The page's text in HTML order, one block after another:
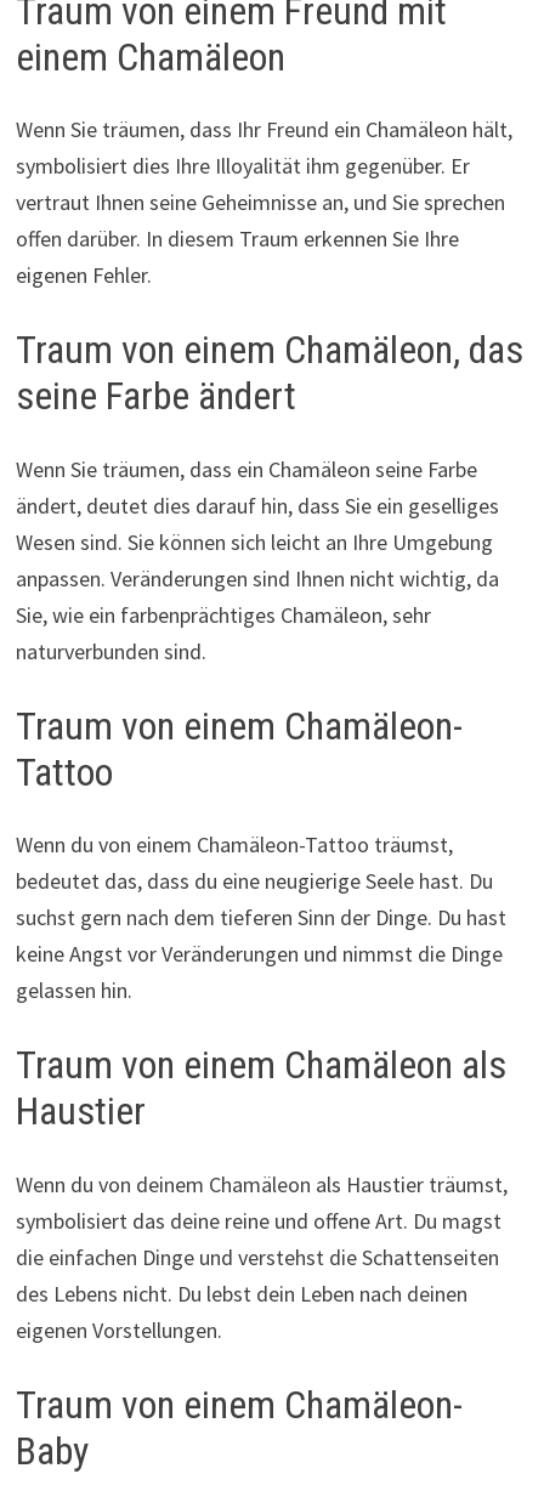
Traum von einem Freund mit
einem Chamäleon
Wenn Sie träumen, dass Ihr Freund ein Chamäleon hält,
symbolisiert dies Ihre Illoyalität ihm gegenüber. Er
vertraut Ihnen seine Geheimnisse an, und Sie sprechen
offen darüber. In diesem Traum erkennen Sie Ihre
eigenen Fehler.
Traum von einem Chamäleon, das
seine Farbe ändert
Wenn Sie träumen, dass ein Chamäleon seine Farbe
ändert, deutet dies darauf hin, dass Sie ein geselliges
Wesen sind. Sie können sich leicht an Ihre Umgebung
anpassen. Veränderungen sind Ihnen nicht wichtig, da
Sie, wie ein farbenprächtiges Chamäleon, sehr
naturverbunden sind.
Traum von einem Chamäleon-
Tattoo
Wenn du von einem Chamäleon-Tattoo träumst,
bedeutet das, dass du eine neugierige Seele hast. Du
suchst gern nach dem tieferen Sinn der Dinge. Du hast
keine Angst vor Veränderungen und nimmst die Dinge
gelassen hin.
Traum von einem Chamäleon als
Haustier
Wenn du von deinem Chamäleon als Haustier träumst,
symbolisiert das deine reine und offene Art. Du magst
die einfachen Dinge und verstehst die Schattenseiten
des Lebens nicht. Du lebst dein Leben nach deinen
eigenen Vorstellungen.
Traum von einem Chamäleon-
Baby